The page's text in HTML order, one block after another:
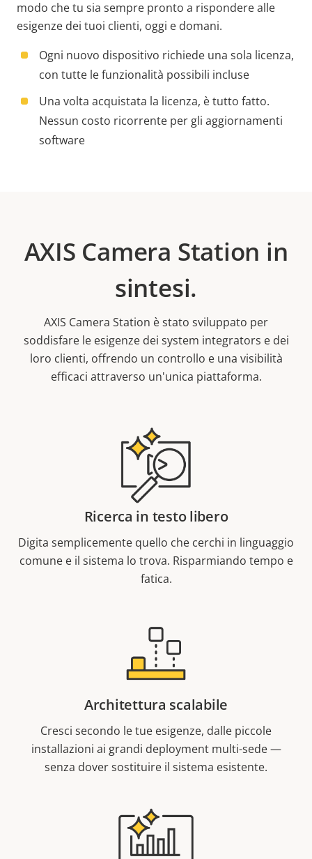
modo che tu sia sempre pronto a rispondere alle
esigenze dei tuoi clienti, oggi e domani.
Ogni nuovo dispositivo richiede una sola licenza,
con tutte le funzionalità possibili incluse
Una volta acquistata la licenza, è tutto fatto.
Nessun costo ricorrente per gli aggiornamenti
software
AXIS Camera Station in
sintesi.
AXIS Camera Station è stato sviluppato per
soddisfare le esigenze dei system integrators e dei
loro clienti, offrendo un controllo e una visibilità
efficaci attraverso un'unica piattaforma.
Ricerca in testo libero
Digita semplicemente quello che cerchi in linguaggio
comune e il sistema lo trova. Risparmiando tempo e
fatica.
Architettura scalabile
Cresci secondo le tue esigenze, dalle piccole
installazioni ai grandi deployment multi-sede —
senza dover sostituire il sistema esistente.